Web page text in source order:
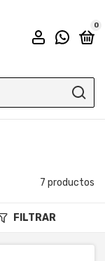
0
7 productos
FILTRAR